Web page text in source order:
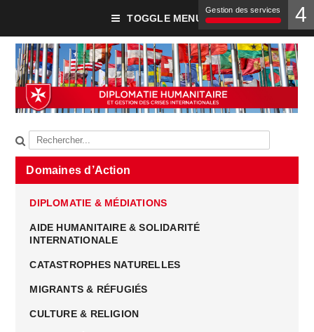
TOGGLE MENU
Domaines d’Action
DIPLOMATIE & MÉDIATIONS
AIDE HUMANITAIRE & SOLIDARITÉ
INTERNATIONALE
CATASTROPHES NATURELLES
MIGRANTS & RÉFUGIÉS
CULTURE & RELIGION
Gestion des services 4